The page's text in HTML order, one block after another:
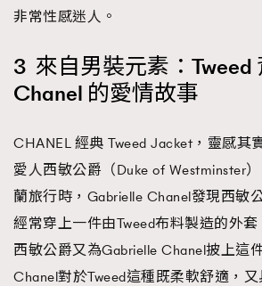
非常性感迷人。
3 來自男裝元素：Tweed
Chanel 的愛情故事
CHANEL 經典 Tweed Jacket，靈感其
愛人西敏公爵（Duke of Westminster
蘭旅行時，Gabrielle Chanel發現西敏
經常穿上一件由Tweed布料製造的外套
西敏公爵又為Gabrielle Chanel披上這
Chanel對於Tweed這種既柔軟舒適，